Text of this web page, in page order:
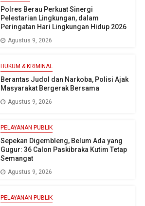
Polres Berau Perkuat Sinergi
Pelestarian Lingkungan, dalam
Peringatan Hari Lingkungan Hidup 2026
Agustus 9, 2026
HUKUM & KRIMINAL
Berantas Judol dan Narkoba, Polisi Ajak
Masyarakat Bergerak Bersama
Agustus 9, 2026
PELAYANAN PUBLIK
Sepekan Digembleng, Belum Ada yang
Gugur: 36 Calon Paskibraka Kutim Tetap
Semangat
Agustus 9, 2026
PELAYANAN PUBLIK